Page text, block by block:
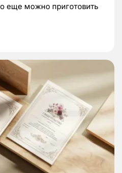
еще можно приготовить